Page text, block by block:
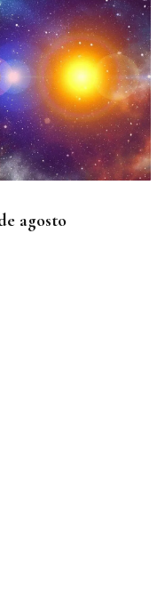
agosto